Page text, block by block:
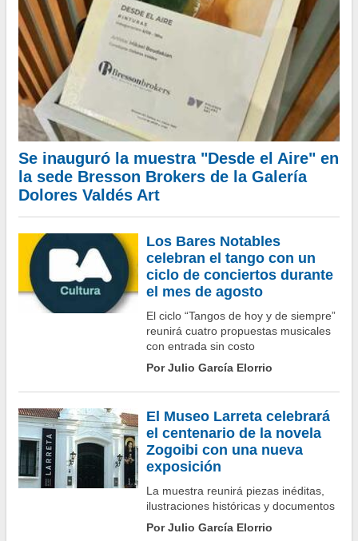
Este programa cuenta con los segmentos informativos “Salud”,
“Gastronomía” y “Bebidas”, entre otros
Por Mariana Díaz Navarro - redacción de
buenosairesinforma.com -
Hasta el próximo 3 de septiembre se podrán apreciar las obras
del Artista Mikael Boudakian
Por Julio García Elorrio
Se inauguró la muestra "Desde el Aire" en
la sede Bresson Brokers de la Galería
Dolores Valdés Art
Los Bares Notables
celebran el tango con un
ciclo de conciertos durante
el mes de agosto
El ciclo “Tangos de hoy y de siempre”
reunirá cuatro propuestas musicales
con entrada sin costo
Por Julio García Elorrio
El Museo Larreta celebrará
el centenario de la novela
Zogoibi con una nueva
exposición
La muestra reunirá piezas inéditas,
ilustraciones históricas y documentos
Por Julio García Elorrio